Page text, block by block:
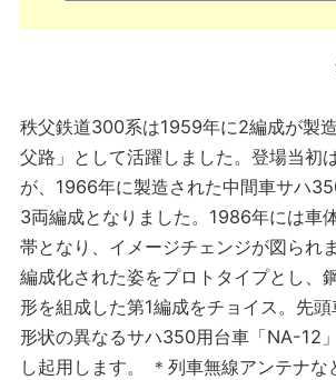
秩父鉄道300系は1959年に2編成が製
父路」として活躍しました。登場当初
が、1966年に製造された中間車サハ
3両編成となりました。1986年には車
帯となり、イメージチェンジが図られ
編成化された姿をプロトタイプとし、
形を組成した第1編成をチョイス。先
形状の異なるサハ350用台車「NA-12
し起用します。 ＊列車無線アンテナな